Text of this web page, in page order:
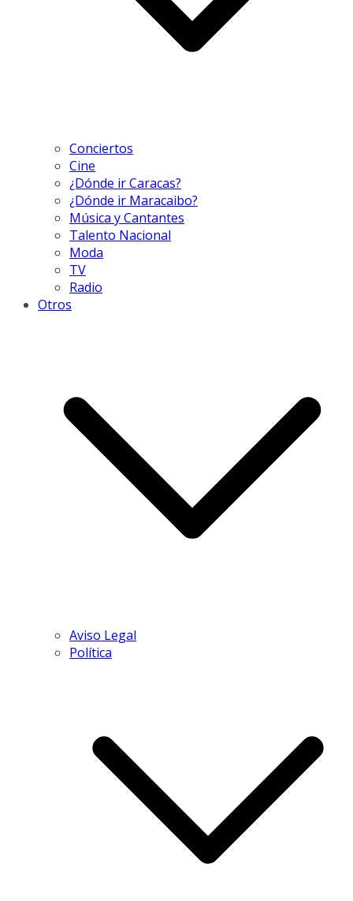
Conciertos
Cine
¿Dónde ir Caracas?
¿Dónde ir Maracaibo?
Música y Cantantes
Talento Nacional
Moda
TV
Radio
Otros
Aviso Legal
Política